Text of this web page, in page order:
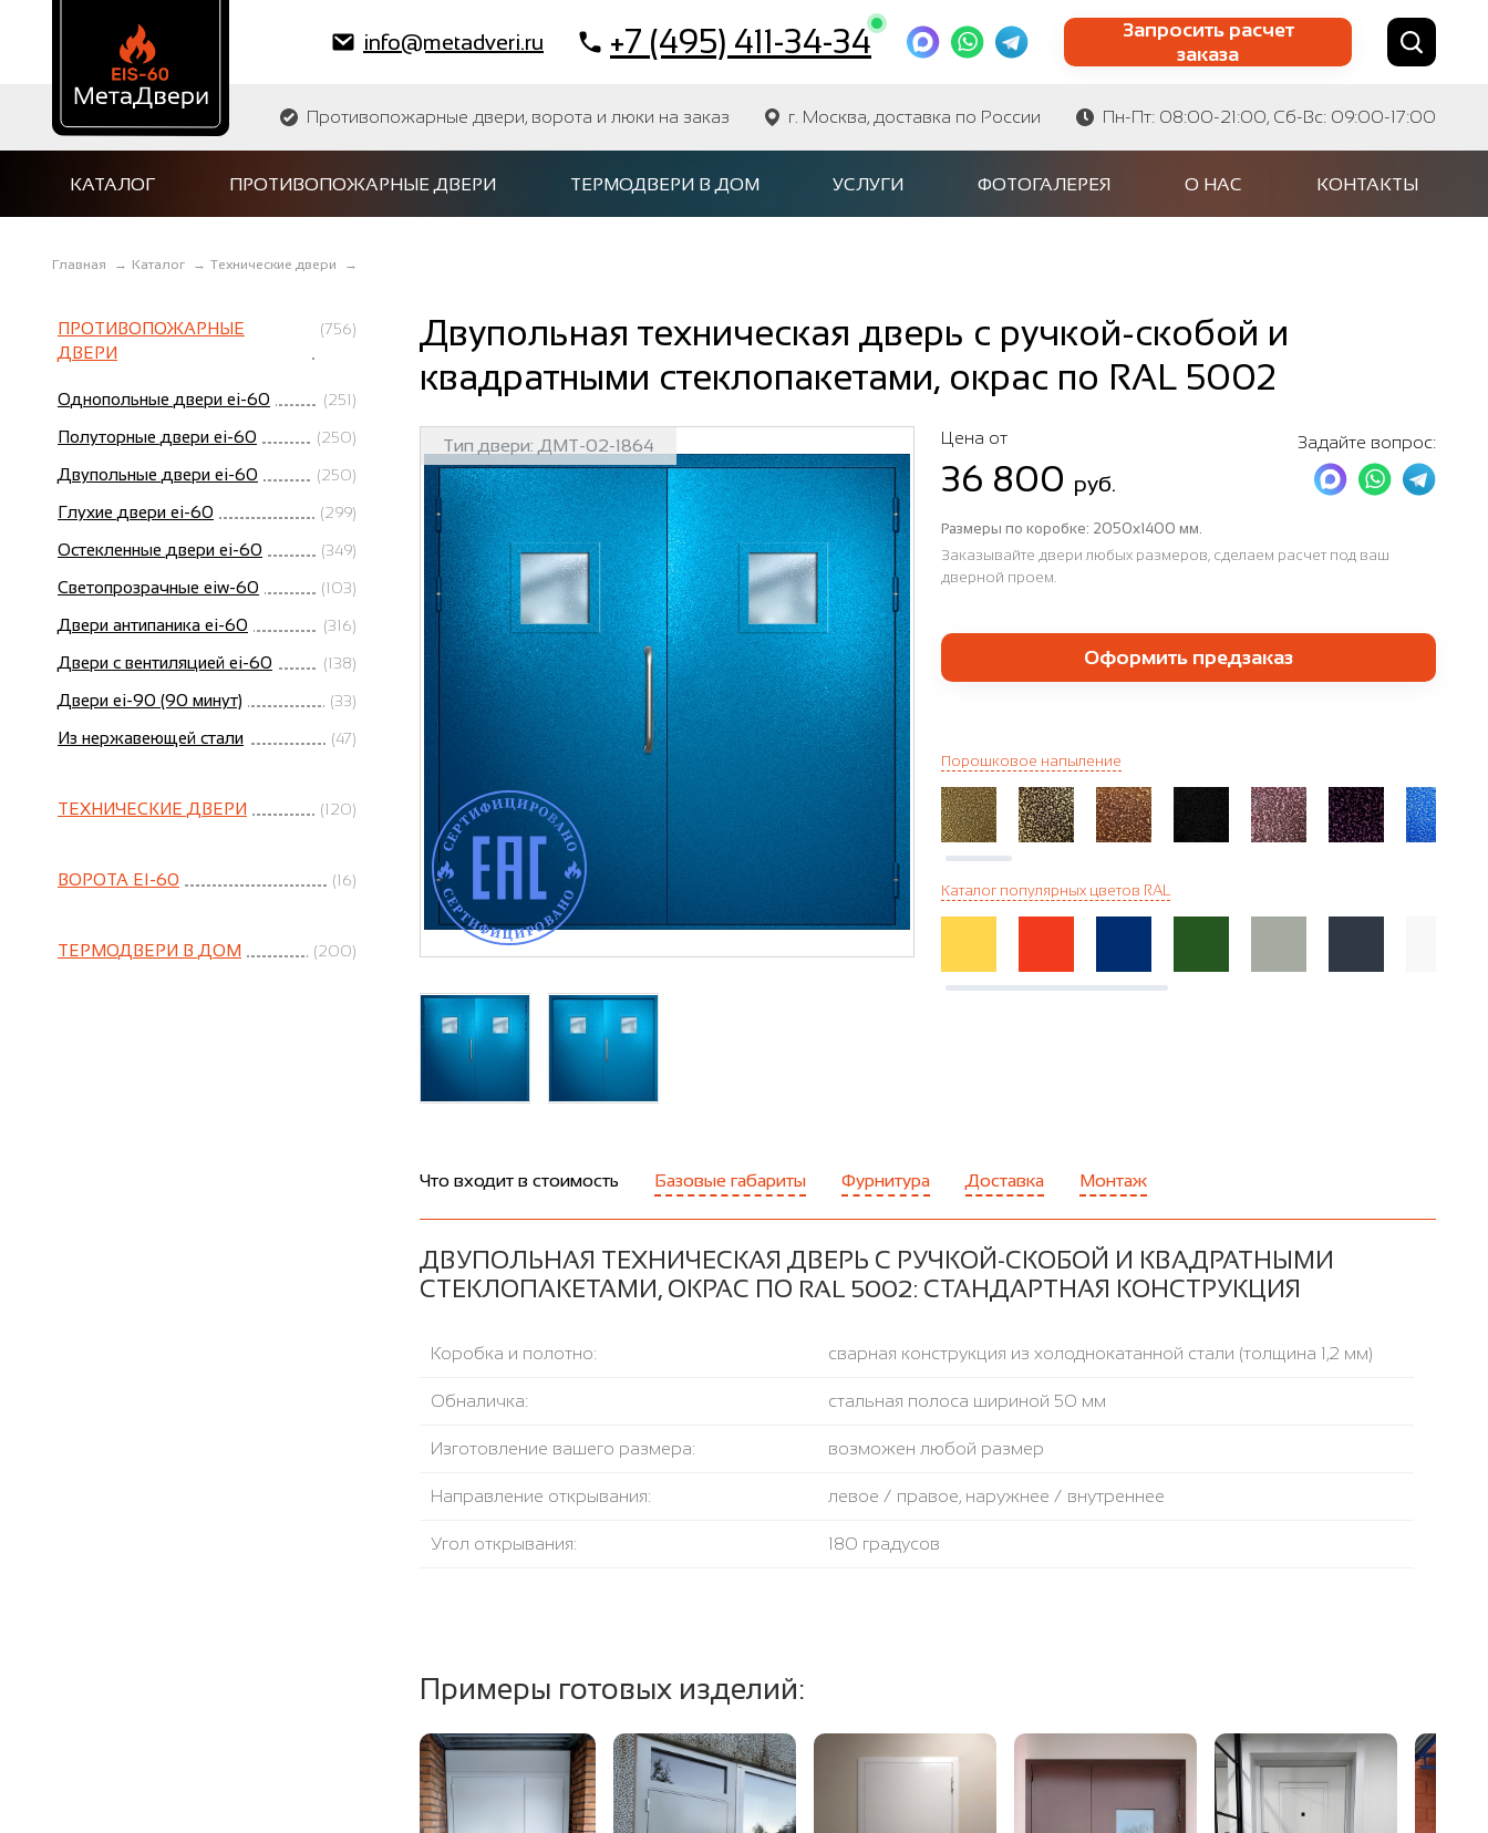
info@metadveri.ru +7 (495) 411-34-34
Запросить расчет
заказа
Найти по сайту Найти по артикулу
Противопожарные двери, ворота и люки на заказ г. Москва, доставка по России Пн-Пт: 08:00-21:00, Сб-Вс: 09:00-17:00
КАТАЛОГ ПРОТИВОПОЖАРНЫЕ ДВЕРИ ТЕРМОДВЕРИ В ДОМ УСЛУГИ ФОТОГАЛЕРЕЯ О НАС КОНТАКТЫ
Главная → Каталог → Технические двери →
ПРОТИВОПОЖАРНЫЕ
ДВЕРИ
(756)
Однопольные двери ei-60 (251)
Полуторные двери ei-60 (250)
Двупольные двери ei-60 (250)
Глухие двери ei-60 (299)
Остекленные двери ei-60 (349)
Светопрозрачные eiw-60 (103)
Двери антипаника ei-60 (316)
Двери с вентиляцией ei-60 (138)
Двери ei-90 (90 минут) (33)
Из нержавеющей стали (47)
ТЕХНИЧЕСКИЕ ДВЕРИ (120)
ВОРОТА EI-60 (16)
ТЕРМОДВЕРИ В ДОМ (200)
Двупольная техническая дверь с ручкой-скобой и
квадратными стеклопакетами, окрас по RAL 5002
Тип двери: ДМТ-02-1864 Цена от
36 800 руб.
Задайте вопрос:
Размеры по коробке: 2050х1400 мм.
Заказывайте двери любых размеров, сделаем расчет под ваш
дверной проем.
Оформить предзаказ
Порошковое напыление
Каталог популярных цветов RAL
Что входит в стоимость Базовые габариты Фурнитура Доставка Монтаж
ДВУПОЛЬНАЯ ТЕХНИЧЕСКАЯ ДВЕРЬ С РУЧКОЙ-СКОБОЙ И КВАДРАТНЫМИ
СТЕКЛОПАКЕТАМИ, ОКРАС ПО RAL 5002: СТАНДАРТНАЯ КОНСТРУКЦИЯ
Коробка и полотно: сварная конструкция из холоднокатанной стали (толщина 1,2 мм)
Обналичка: стальная полоса шириной 50 мм
Изготовление вашего размера: возможен любой размер
Направление открывания: левое / правое, наружнее / внутреннее
Угол открывания: 180 градусов
Примеры готовых изделий: